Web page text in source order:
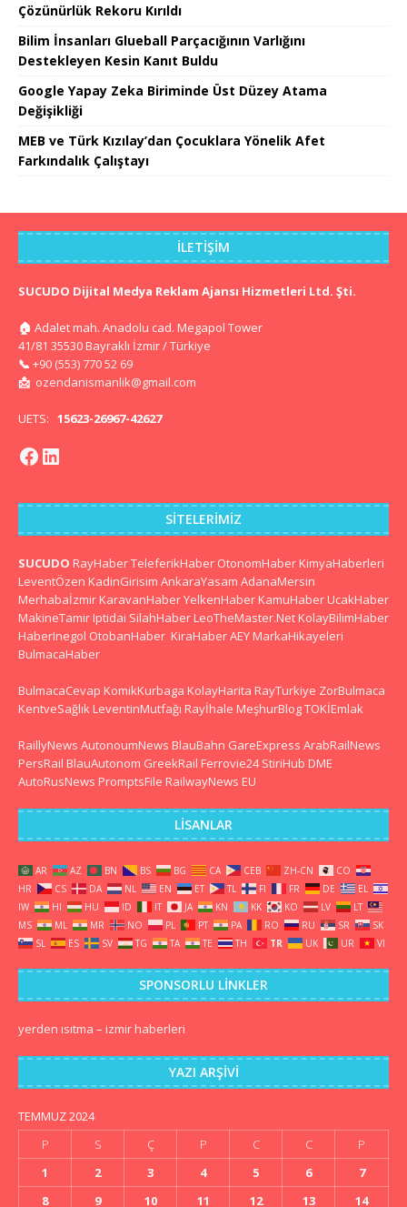
Çözünürlük Rekoru Kırıldı
Bilim İnsanları Glueball Parçacığının Varlığını
Destekleyen Kesin Kanıt Buldu
Google Yapay Zeka Biriminde Üst Düzey Atama
Değişikliği
MEB ve Türk Kızılay’dan Çocuklara Yönelik Afet
Farkındalık Çalıştayı
İLETIŞIM
SUCUDO Dijital Medya Reklam Ajansı Hizmetleri Ltd. Şti.
🏠 Adalet mah. Anadolu cad. Megapol Tower
41/81 35530 Bayraklı İzmir / Türkiye
📞 +90 (553) 770 52 69
📩 ozendanismanlik@gmail.com
UETS: 15623-26967-42627
SITELERIMIZ
SUCUDO RayHaberTeleferikHaber OtonomHaber KimyaHaberleri
LeventÖzen KadinGirisim AnkaraYasam AdanaMersin
Merhabaİzmir KaravanHaberYelkenHaber KamuHaber UcakHaber
MakineTamir Iptidai SilahHaber LeoTheMaster.Net KolayBilimHaber
HaberInegol OtobanHaber KiraHaberAEY MarkaHikayeleri
BulmacaHaber
BulmacaCevap KomikKurbaga KolayHarita RayTurkiye ZorBulmaca
KentveSağlık LeventinMutfağı Rayİhale MeşhurBlogTOKİEmlak
RaillyNews AutonoumNews BlauBahn GareExpress ArabRailNews
PersRail BlauAutonom GreekRail Ferrovie24 StiriHub DME
AutoRusNews PromptsFile RailwayNews EU
LISANLAR
AR AZ BN BS BG CA CEB ZH-CN
CO
HR
CS DA NL EN ET TL FI FR DE
EL
IW
HI HU ID IT JA KN KK KO LV
LT
MS
ML MR NO PL PT PA RO RU SR
SK
SL
ES SV TG TA TE TH TR UK UR VI
SPONSORLU LINKLER
yerden ısıtma – izmir haberleri
YAZI ARŞIVI
TEMMUZ 2024
P
S Ç P C C
P
1
2 3 4 5 6
7
8
9 10 11 12 13 14